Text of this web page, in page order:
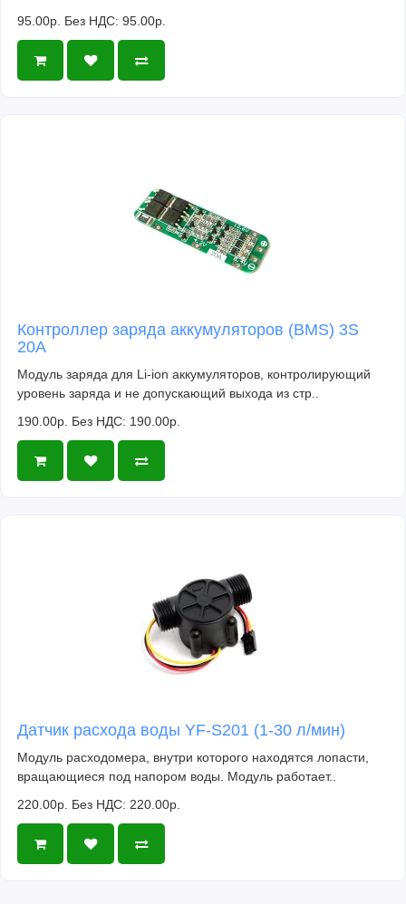
95.00р. Без НДС: 95.00р.
Контроллер заряда аккумуляторов (BMS) 3S
20A
Модуль заряда для Li-ion аккумуляторов, контролирующий
уровень заряда и не допускающий выхода из стр..
190.00р. Без НДС: 190.00р.
Датчик расхода воды YF-S201 (1-30 л/мин)
Модуль расходомера, внутри которого находятся лопасти,
вращающиеся под напором воды. Модуль работает..
220.00р. Без НДС: 220.00р.